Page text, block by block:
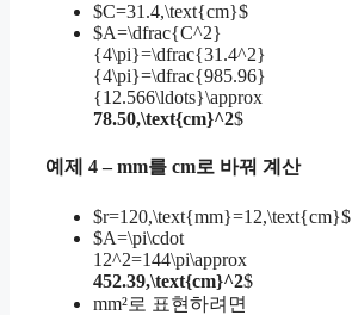
$C=31.4,\text{cm}$
$A=\dfrac{C^2}
{4\pi}=\dfrac{31.4^2}
{4\pi}=\dfrac{985.96}
{12.566\ldots}\approx
78.50,\text{cm}^2$
예제 4 – mm를 cm로 바꿔 계산
$r=120,\text{mm}=12,\text{cm}$
$A=\pi\cdot
12^2=144\pi\approx
452.39,\text{cm}^2$
mm²로 표현하려면